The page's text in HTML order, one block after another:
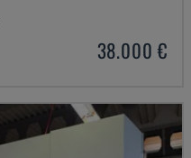
38.000 €